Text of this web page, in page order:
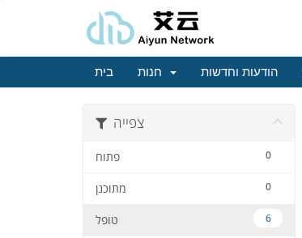
בית הודעות וחדשות
צפייה
0 פתוח
0 מתוכנן
6 טופל